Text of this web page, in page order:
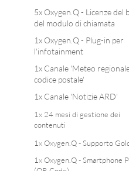
5x Oxygen.Q - Licenze del
del modulo di chiamata
1x Oxygen.Q - Plug-in per
l'infotainment
1x Canale 'Meteo
codice postale'
1x Canale 'Notizie ARD'
1x 24 mesi di gestione dei
contenuti
1x Oxygen.Q - Supporto
1x Oxygen.Q - Smartphone